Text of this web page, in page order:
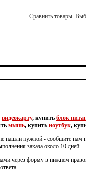
Сравнить товары.
видеокарту, купить блок
мышь, купить ноутбук,
нашли нужной - сообщите
заказа около 10 дней.
через форму в нижнем